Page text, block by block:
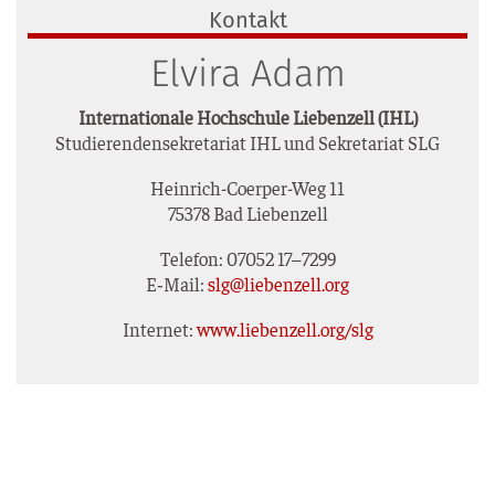
Kontakt
Elvira Adam
Inter­na­tio­na­le Hoch­schu­le Lie­ben­zell (IHL)
Stu­die­ren­den­se­kre­ta­ri­at IHL und Sekre­ta­ri­at SLG
Hein­rich-Coer­per-Weg 11
75378 Bad Liebenzell
Tele­fon: 07052 17–7299
E‑Mail:slg@liebenzell.org
Inter­net:www.liebenzell.org/slg